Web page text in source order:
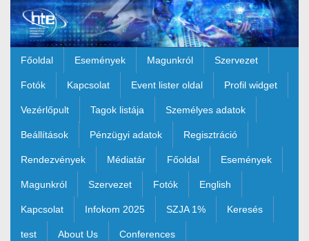
Ugrás a fő tartalomhoz
Főoldal Események Magunkról Szervezet
Fotók Kapcsolat Event lister oldal Profil widget
Vezérlőpult Tagok listája Személyes adatok
Beállítások Pénzügyi adatok Regisztráció
Rendezvények Médiatár Főoldal Események
Magunkról Szervezet Fotók English
Kapcsolat Infokom 2025 SZJA 1% Keresés
test About Us Conferences